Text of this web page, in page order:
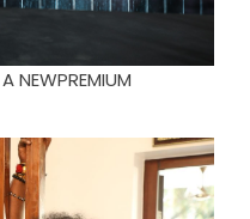
NEWPREMIUM